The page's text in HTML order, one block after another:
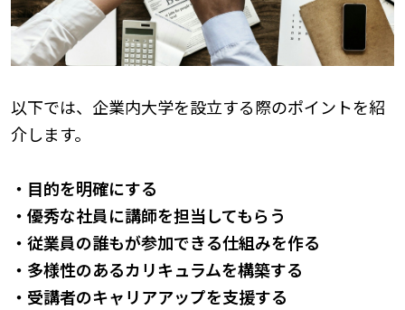
以下では、企業内大学を設立する際のポイントを紹
介します。
・目的を明確にする
・優秀な社員に講師を担当してもらう
・従業員の誰もが参加できる仕組みを作る
・多様性のあるカリキュラムを構築する
・受講者のキャリアアップを支援する